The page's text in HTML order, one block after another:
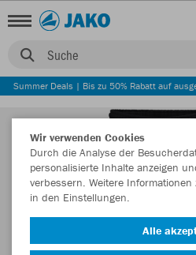
Suche
Summer Deals | Bis zu 50% Rabatt auf
Wir verwenden Cookies
Durch die Analyse der
personalisierte Inhalte anzeigen
verbessern. Weitere
in den Einstellungen.
Alle